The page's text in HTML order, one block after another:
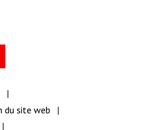
du site web